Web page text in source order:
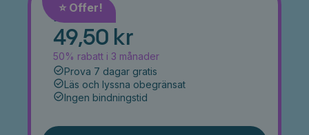
⭐️ Offer!
Månad
49,50 kr
50% rabatt i 3 månader
Prova 7 dagar gratis
Läs och lyssna obegränsat
Ingen bindningstid